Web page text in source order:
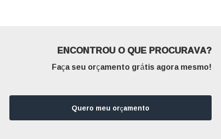
ENCONTROU O QUE PROCURAVA?
Faça seu orçamento grátis agora mesmo!
Quero meu orçamento